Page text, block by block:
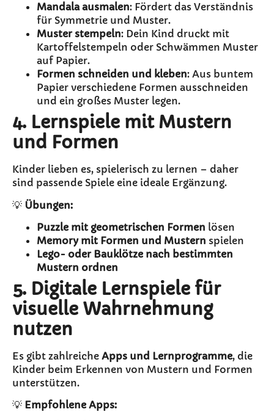
Mandala ausmalen: Fördert das Verständnis
für Symmetrie und Muster.
Muster stempeln: Dein Kind druckt mit
Kartoffelstempeln oder Schwämmen Muster
auf Papier.
Formen schneiden und kleben: Aus buntem
Papier verschiedene Formen ausschneiden
und ein großes Muster legen.
4. Lernspiele mit Mustern
und Formen
Kinder lieben es, spielerisch zu lernen – daher
sind passende Spiele eine ideale Ergänzung.
💡 Übungen:
Puzzle mit geometrischen Formen lösen
Memory mit Formen und Mustern spielen
Lego- oder Bauklötze nach bestimmten
Mustern ordnen
5. Digitale Lernspiele für
visuelle Wahrnehmung
nutzen
Es gibt zahlreiche Apps und Lernprogramme, die
Kinder beim Erkennen von Mustern und Formen
unterstützen.
💡 Empfohlene Apps: